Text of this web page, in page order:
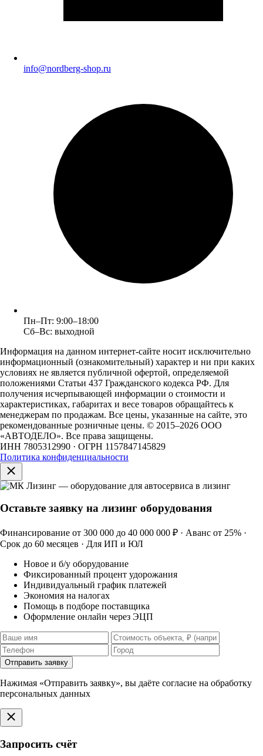
info@nordberg-shop.ru
Пн–Пт: 9:00–18:00
Сб–Вс: выходной
Информация на данном интернет-сайте носит исключительно
информационный (ознакомительный) характер и ни при каких
условиях не является публичной офертой, определяемой
положениями Статьи 437 Гражданского кодекса РФ. Для
получения исчерпывающей информации о стоимости и
характеристиках, габаритах и весе товаров обращайтесь к
менеджерам по продажам. Все цены, указанные на сайте, это
рекомендованные розничные цены. © 2015–2026 ООО
«АВТОДЕЛО». Все права защищены.
ИНН 7805312990 · ОГРН 1157847145829
Политика конфиденциальности
Оставьте заявку на лизинг оборудования
Финансирование от 300 000 до 40 000 000 ₽ · Аванс от 25% ·
Срок до 60 месяцев · Для ИП и ЮЛ
Новое и б/у оборудование
Фиксированный процент удорожания
Индивидуальный график платежей
Экономия на налогах
Помощь в подборе поставщика
Оформление онлайн через ЭЦП
Отправить заявку
Нажимая «Отправить заявку», вы даёте согласие на обработку
персональных данных
Запросить счёт